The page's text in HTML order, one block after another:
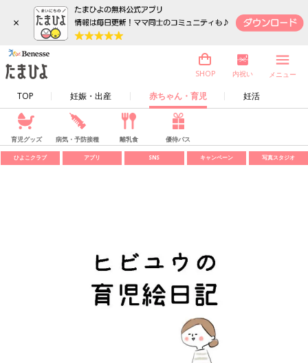
×
TOP 妊娠・出産 赤ちゃん・育児 妊活
SHOP 内祝い メニュー
育児グッズ 病気・予防接種 離乳食 優待パス
ひよこクラブ アプリ SNS キャンペーン 写真スタジオ